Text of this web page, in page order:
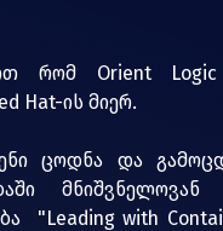
რომ Orient
Hat-ის მიერ.
ცოდნა და
"Leading with